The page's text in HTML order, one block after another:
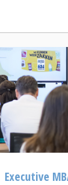
Executive